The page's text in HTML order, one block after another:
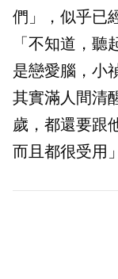
們」，似乎已
「不知道，
是戀愛腦，小
其實滿人間清
歲，都還要跟
而且都很受用